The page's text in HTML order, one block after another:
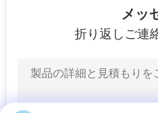
メッ
折り返しご連